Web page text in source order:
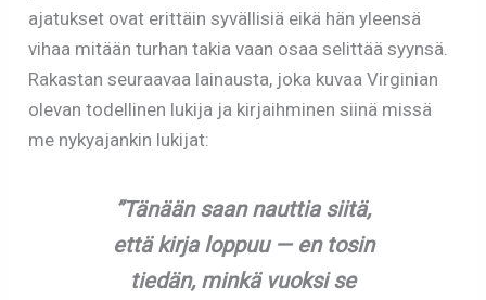
ajatukset ovat erittäin syvällisiä eikä hän yleensä
vihaa mitään turhan takia vaan osaa selittää syynsä.
Rakastan seuraavaa lainausta, joka kuvaa Virginian
olevan todellinen lukija ja kirjaihminen siinä missä
me nykyajankin lukijat:
”Tänään saan nauttia siitä,
että kirja loppuu — en tosin
tiedän, minkä vuoksi se